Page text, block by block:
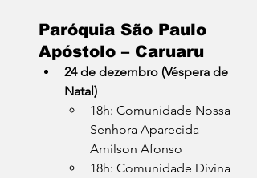
Paróquia São Paulo
Apóstolo – Caruaru
24 de dezembro (Véspera de
Natal)
18h: Comunidade Nossa
Senhora Aparecida -
Amilson Afonso
18h: Comunidade Divina